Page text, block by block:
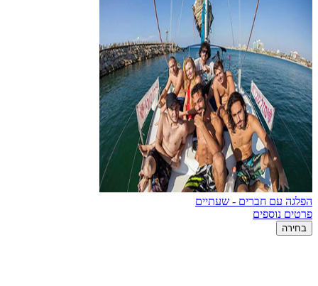
הפלגה עם חברים - שעתיים
פרטים נוספים
בחירה